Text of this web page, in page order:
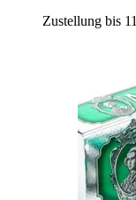
Zustellung bis